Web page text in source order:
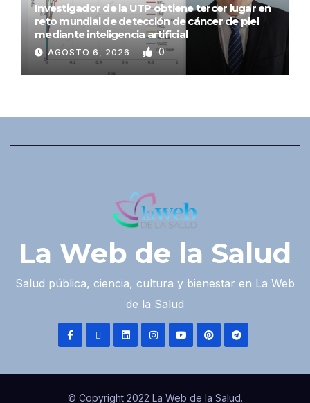
Investigador de la UTP obtiene tercer lugar en
reto mundial de detección de cáncer de piel
mediante inteligencia artificial
AGOSTO 6, 2026 0
La Web de la Salud
Salud pública, ciencia, cultura y bienestar en La Web
de la Salud
© Copyright 2022 La Web de la Salud.